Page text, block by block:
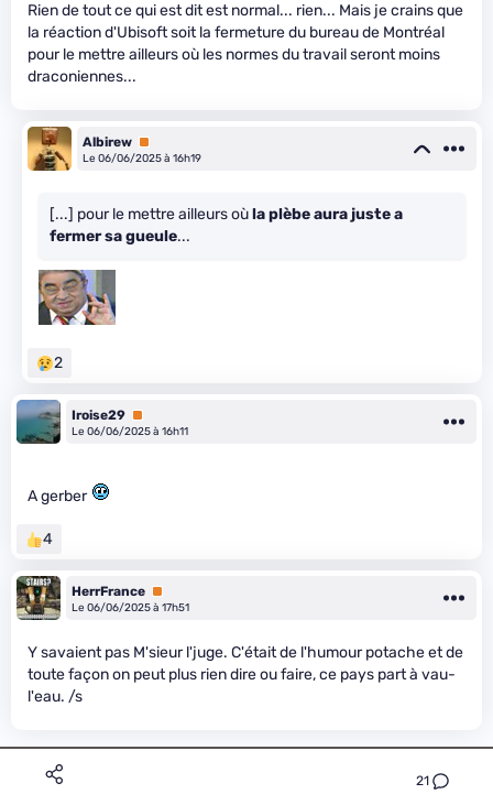
21
Rien de tout ce qui est dit est normal... rien... Mais je crains que
la réaction d'Ubisoft soit la fermeture du bureau de Montréal
pour le mettre ailleurs où les normes du travail seront moins
draconiennes...
Albirew Premium
Le 06/06/2025 à 16h19
[...] pour le mettre ailleurs oùla plèbe aura juste a
fermer sa gueule...
2
Iroise29 Premium
Le 06/06/2025 à 16h11
A gerber
4
HerrFrance Premium
Le 06/06/2025 à 17h51
Y savaient pas M'sieur l'juge. C'était de l'humour potache et de
toute façon on peut plus rien dire ou faire, ce pays part à vau-
l'eau. /s